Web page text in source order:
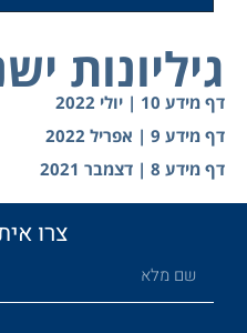
גיליונות
דף מידע 10 | יולי 2022
דף מידע 9 | אפריל 2022
דף מידע 8 | דצמבר 2021
צרו